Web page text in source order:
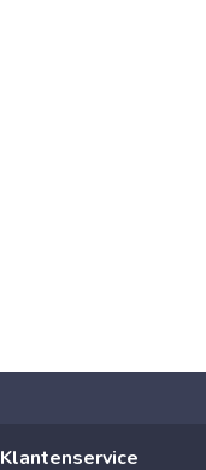
Klantenservice